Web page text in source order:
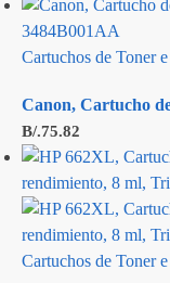
Cartuchos de Toner
Canon, Cartucho
B/.75.82
Cartuchos de Toner